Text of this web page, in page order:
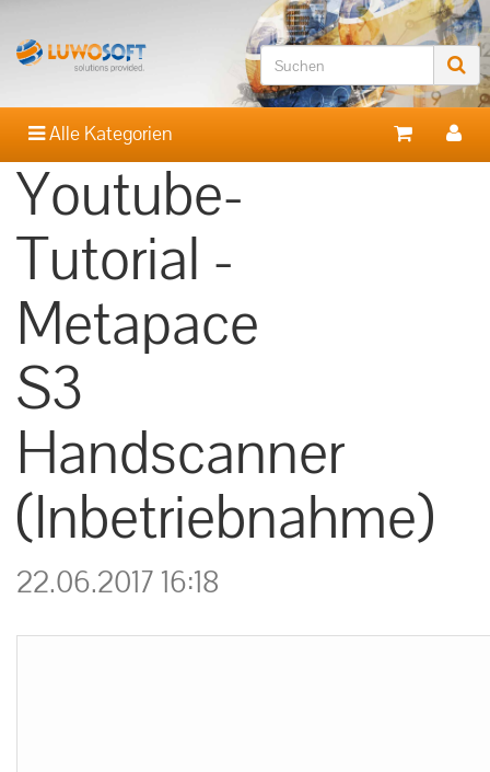
Alle Kategorien
Youtube-
Tutorial -
Metapace
S3
Handscanner
(Inbetriebnahme)
22.06.2017 16:18